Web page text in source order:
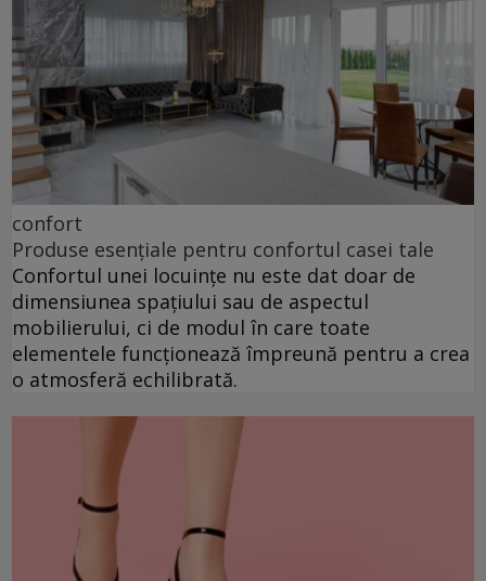
confort
Produse esențiale pentru confortul casei tale
Confortul unei locuințe nu este dat doar de
dimensiunea spațiului sau de aspectul
mobilierului, ci de modul în care toate
elementele funcționează împreună pentru a crea
o atmosferă echilibrată.